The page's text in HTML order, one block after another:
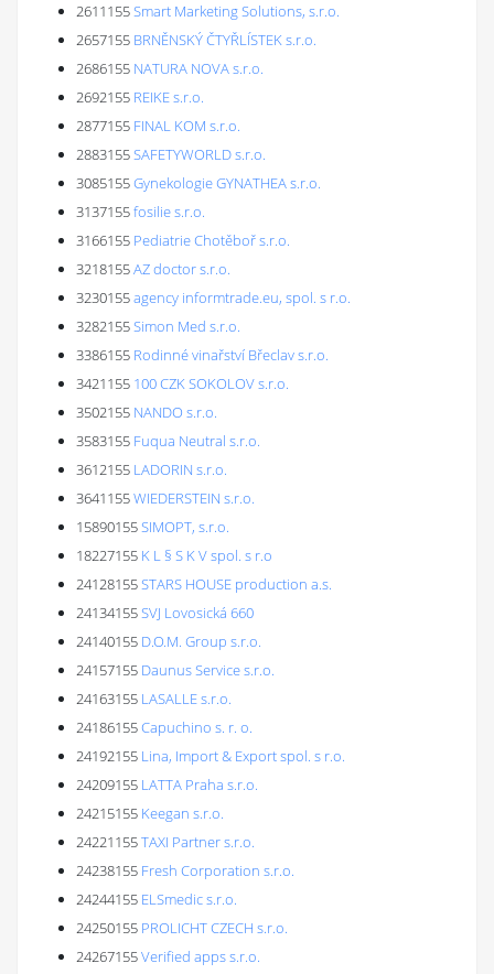
2611155Smart Marketing Solutions, s.r.o.
2657155 BRNĚNSKÝ ČTYŘLÍSTEK s.r.o.
2686155 NATURA NOVA s.r.o.
2692155 REIKE s.r.o.
2877155 FINAL KOM s.r.o.
2883155SAFETYWORLD s.r.o.
3085155Gynekologie GYNATHEA s.r.o.
3137155fosilie s.r.o.
3166155 Pediatrie Chotěboř s.r.o.
3218155AZ doctor s.r.o.
3230155agency informtrade.eu, spol. s r.o.
3282155Simon Med s.r.o.
3386155 Rodinné vinařství Břeclav s.r.o.
3421155 100 CZK SOKOLOV s.r.o.
3502155 NANDO s.r.o.
3583155 Fuqua Neutral s.r.o.
3612155 LADORIN s.r.o.
3641155WIEDERSTEIN s.r.o.
15890155SIMOPT, s.r.o.
18227155 K L § S K V spol. s r.o
24128155STARS HOUSE production a.s.
24134155SVJ Lovosická 660
24140155 D.O.M. Group s.r.o.
24157155 Daunus Service s.r.o.
24163155 LASALLE s.r.o.
24186155Capuchino s. r. o.
24192155 Lina, Import & Export spol. s r.o.
24209155 LATTA Praha s.r.o.
24215155 Keegan s.r.o.
24221155TAXI Partner s.r.o.
24238155 Fresh Corporation s.r.o.
24244155 ELSmedic s.r.o.
24250155 PROLICHT CZECH s.r.o.
24267155Verified apps s.r.o.